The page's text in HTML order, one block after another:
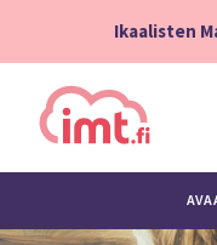
Ikaalisten